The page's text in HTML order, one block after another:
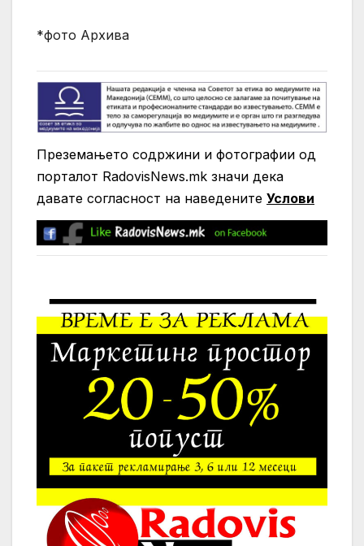
*фото Архива
Преземањето содржини и фотографии од
порталот RadovisNews.mk значи дека
давате согласност на нaведените Услови